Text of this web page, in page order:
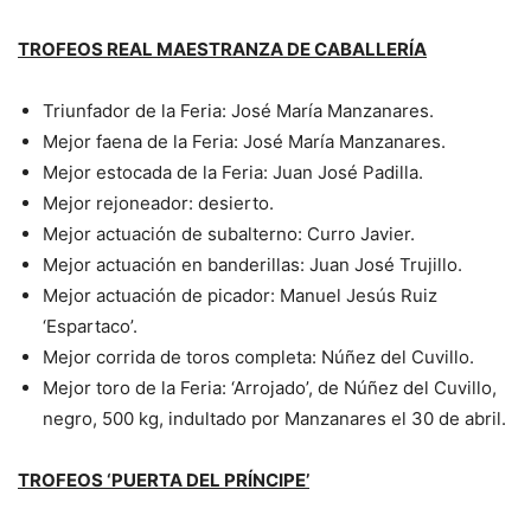
TROFEOS REAL MAESTRANZA DE CABALLERÍA
Triunfador de la Feria: José María Manzanares.
Mejor faena de la Feria: José María Manzanares.
Mejor estocada de la Feria: Juan José Padilla.
Mejor rejoneador: desierto.
Mejor actuación de subalterno: Curro Javier.
Mejor actuación en banderillas: Juan José Trujillo.
Mejor actuación de picador: Manuel Jesús Ruiz
‘Espartaco’.
Mejor corrida de toros completa: Núñez del Cuvillo.
Mejor toro de la Feria: ‘Arrojado’, de Núñez del Cuvillo,
negro, 500 kg, indultado por Manzanares el 30 de abril.
TROFEOS ‘PUERTA DEL PRÍNCIPE’